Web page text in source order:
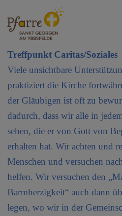
GOTT
Liturgie
Ministrieren
Verkündigung
Medien
Treffpunkt Caritas/Soziales
Viele unsichtbare
praktiziert die Kirche
der Gläubigen ist oft zu
dadurch, dass wir alle in
sehen, die er von Gott von
erhalten hat. Wir achten und
Menschen und versuchen
helfen. Wir versuchen den
Barmherzigkeit“ auch dann
legen, wo wir in der